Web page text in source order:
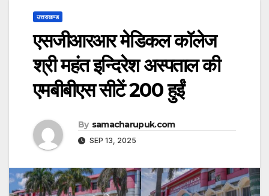
उत्तराखण्ड
एसजीआरआर मेडिकल कॉलेज
श्री महंत इन्दिरेश अस्पताल की
एमबीबीएस सीटें 200 हुईं
By samacharupuk.com
SEP 13, 2025